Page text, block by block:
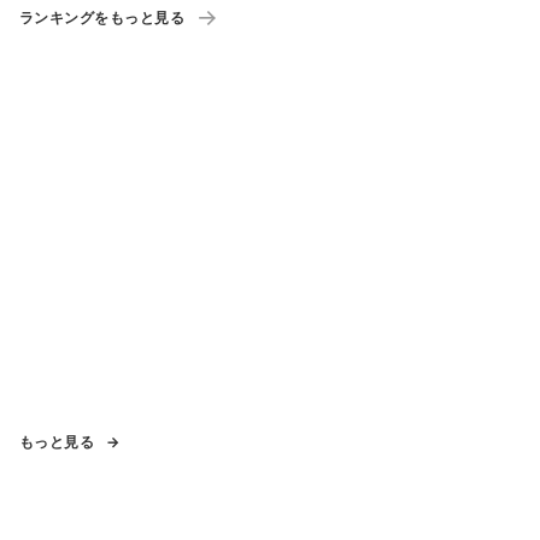
ランキングをもっと見る
もっと見る